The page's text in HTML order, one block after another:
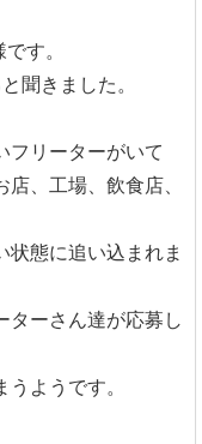
す。
聞きました。
フリーターがいて
、工場、飲食店、
状態に追い込まれま
ターさん達が応募し
ようです。